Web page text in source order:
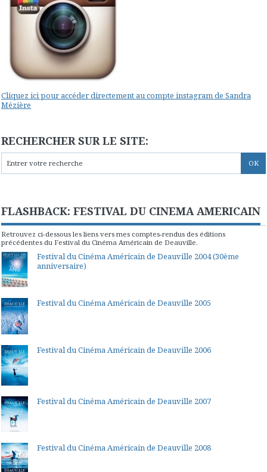
Cliquez ici pour accéder directement au compte instagram de Sandra
Mézière
RECHERCHER SUR LE SITE:
FLASHBACK: FESTIVAL DU CINEMA AMERICAIN
Retrouvez ci-dessous les liens vers mes comptes-rendus des éditions
précédentes du Festival du Cinéma Américain de Deauville.
Festival du Cinéma Américain de Deauville 2004 (30ème
anniversaire)
Festival du Cinéma Américain de Deauville 2005
Festival du Cinéma Américain de Deauville 2006
Festival du Cinéma Américain de Deauville 2007
Festival du Cinéma Américain de Deauville 2008